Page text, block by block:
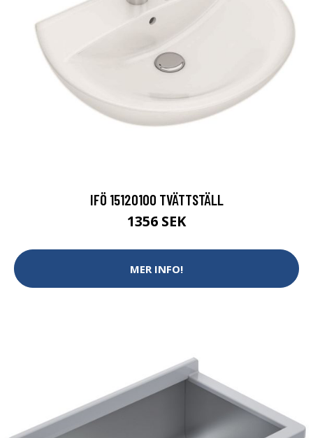
IFÖ 15120100 TVÄTTSTÄLL
1356 SEK
MER INFO!